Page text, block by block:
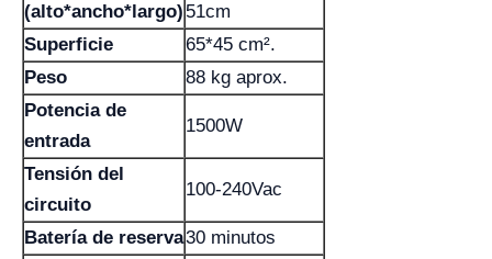
(alto*ancho*largo) 51cm
Superficie
65*45 cm².
Peso
88 kg aprox.
Potencia de
entrada
1500W
Tensión del
circuito
100-240Vac
Batería de reserva30 minutos